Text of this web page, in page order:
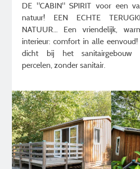
DE "CABIN" SPIRIT voor een
natuur! EEN ECHTE
NATUUR... Een vriendelijk,
interieur: comfort in alle
dicht bij het sanitairgebouw
percelen, zonder sanitair.